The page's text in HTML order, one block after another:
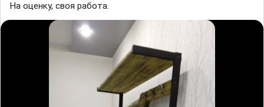
На оценку, своя работа.